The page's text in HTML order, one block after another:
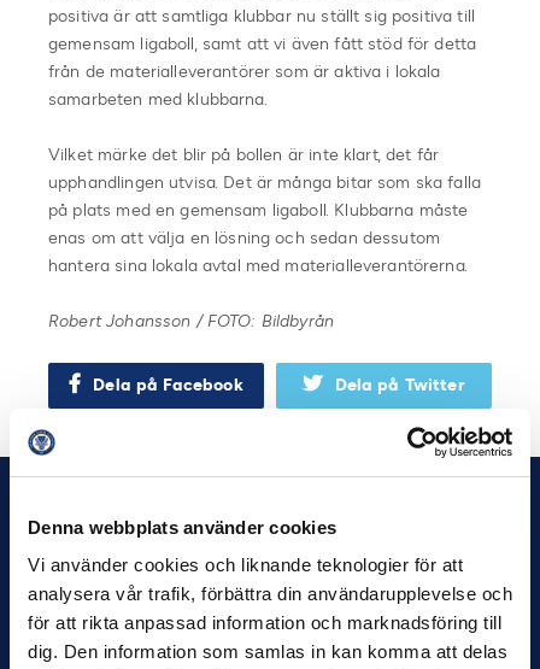
Denna webbplats använder cookies
Vi använder cookies och liknande teknologier för att
analysera vår trafik, förbättra din användarupplevelse och
för att rikta anpassad information och marknadsföring till
dig. Den information som samlas in kan komma att delas
positiva är att samtliga klubbar nu ställt sig positiva till
gemensam ligaboll, samt att vi även fått stöd för detta
från de materialleverantörer som är aktiva i lokala
samarbeten med klubbarna.
Vilket märke det blir på bollen är inte klart, det får
upphandlingen utvisa. Det är många bitar som ska falla
på plats med en gemensam ligaboll. Klubbarna måste
enas om att välja en lösning och sedan dessutom
hantera sina lokala avtal med materialleverantörerna.
Robert Johansson / FOTO: Bildbyrån
Dela på Facebook Dela på Twitter